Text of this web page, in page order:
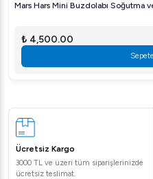
Mars Hars Mini Buzdolabı Soğutma
₺ 4,500.00
Ücretsiz Kargo
3000 TL ve üzeri tüm siparişlerinizde
ücretsiz teslimat.